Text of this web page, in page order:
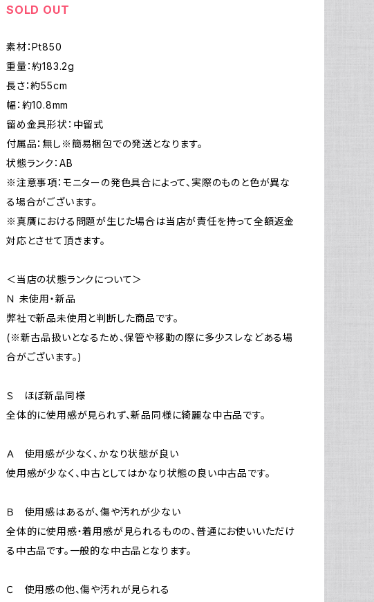
SOLD OUT
素材：Pt850
重量：約183.2g
長さ：約55cm
幅：約10.8mm
留め金具形状：中留式
付属品：無し※簡易梱包での発送となります。
状態ランク：AB
※注意事項：モニターの発色具合によって、実際のものと色が異な
る場合がございます。
※真贋における問題が生じた場合は当店が責任を持って全額返金
対応とさせて頂きます。
＜当店の状態ランクについて＞
Ｎ 未使用・新品
弊社で新品未使用と判断した商品です。
(※新古品扱いとなるため、保管や移動の際に多少スレなどある場
合がございます。)
Ｓ ほぼ新品同様
全体的に使用感が見られず、新品同様に綺麗な中古品です。
Ａ 使用感が少なく、かなり状態が良い
使用感が少なく、中古としてはかなり状態の良い中古品です。
Ｂ 使用感はあるが、傷や汚れが少ない
全体的に使用感・着用感が見られるものの、普通にお使いいただけ
る中古品です。一般的な中古品となります。
Ｃ 使用感の他、傷や汚れが見られる